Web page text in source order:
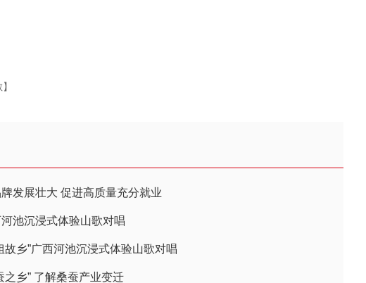
发展壮大 促进高质量充分就业
池沉浸式体验山歌对唱
故乡”广西河池沉浸式体验山歌对唱
之乡” 了解桑蚕产业变迁